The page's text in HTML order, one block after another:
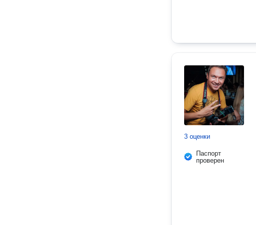
3 оценки
Паспорт
проверен